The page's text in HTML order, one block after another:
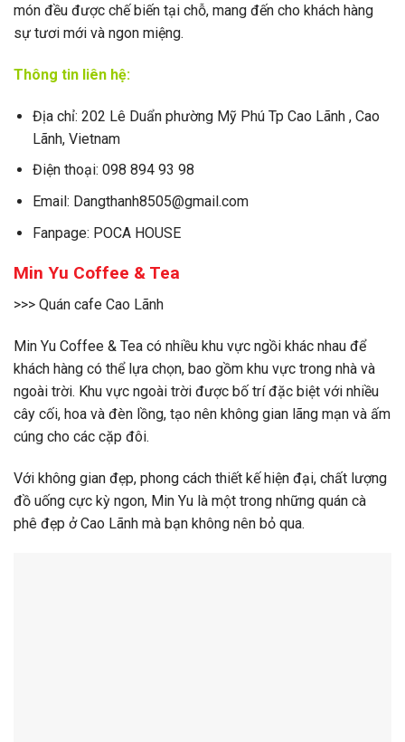
món đều được chế biến tại chỗ, mang đến cho khách hàng
sự tươi mới và ngon miệng.
Thông tin liên hệ:
Địa chỉ: 202 Lê Duẩn phường Mỹ Phú Tp Cao Lãnh , Cao
Lãnh, Vietnam
Điện thoại: 098 894 93 98
Email: Dangthanh8505@gmail.com
Fanpage: POCA HOUSE
Min Yu Coffee & Tea
>>> Quán cafe Cao Lãnh
Min Yu Coffee & Tea có nhiều khu vực ngồi khác nhau để
khách hàng có thể lựa chọn, bao gồm khu vực trong nhà và
ngoài trời. Khu vực ngoài trời được bố trí đặc biệt với nhiều
cây cối, hoa và đèn lồng, tạo nên không gian lãng mạn và ấm
cúng cho các cặp đôi.
Với không gian đẹp, phong cách thiết kế hiện đại, chất lượng
đồ uống cực kỳ ngon, Min Yu là một trong những quán cà
phê đẹp ở Cao Lãnh mà bạn không nên bỏ qua.